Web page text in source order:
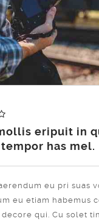
eripuit in
has mel.
eu pri suas
eu etiam habemus
decore qui. Cu solet